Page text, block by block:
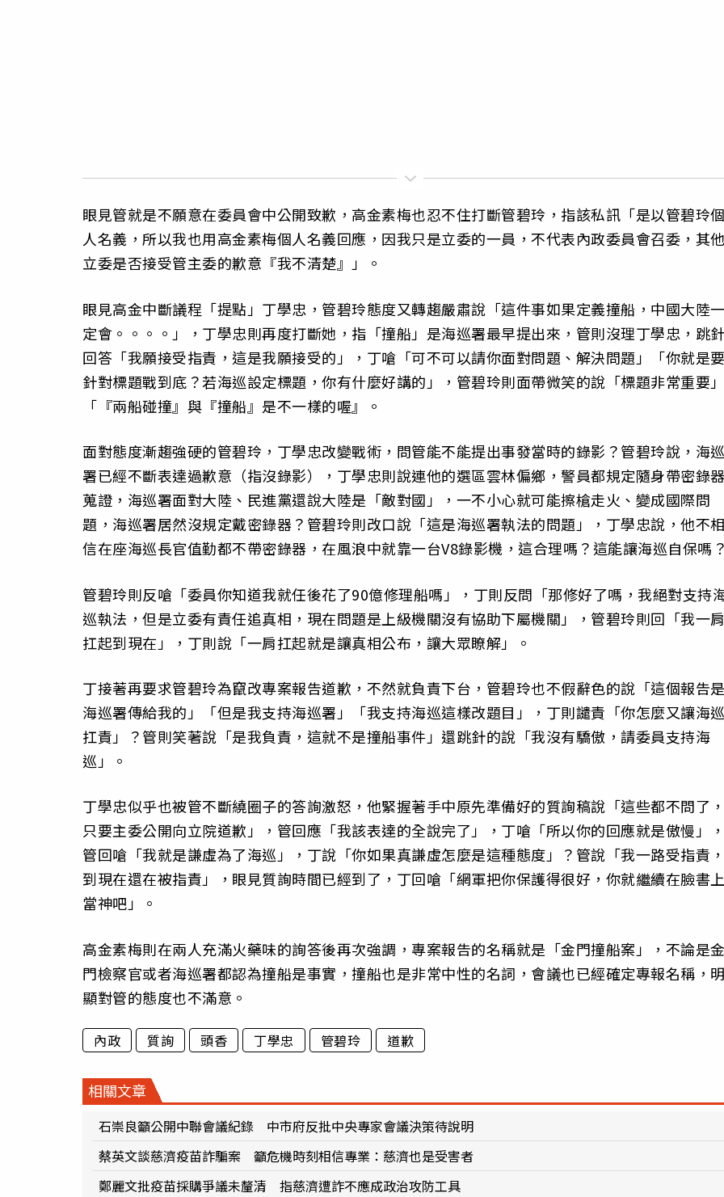
眼見管就是不願意在委員會中公開致歉，高金素梅也忍不住打斷管碧玲，指該私訊「是以管碧玲
人名義，所以我也用高金素梅個人名義回應，因我只是立委的一員，不代表內政委員會召委，其
立委是否接受管主委的歉意『我不清楚』」。
眼見高金中斷議程「提點」丁學忠，管碧玲態度又轉趨嚴肅說「這件事如果定義撞船，中國大陸
定會。。。。」，丁學忠則再度打斷她，指「撞船」是海巡署最早提出來，管則沒理丁學忠，跳
回答「我願接受指責，這是我願接受的」，丁嗆「可不可以請你面對問題、解決問題」「你就是
針對標題戰到底？若海巡設定標題，你有什麼好講的」，管碧玲則面帶微笑的說「標題非常重要
「『兩船碰撞』與『撞船』是不一樣的喔』。
面對態度漸趨強硬的管碧玲，丁學忠改變戰術，問管能不能提出事發當時的錄影？管碧玲說，海
署已經不斷表達過歉意（指沒錄影），丁學忠則說連他的選區雲林偏鄉，警員都規定隨身帶密錄
蒐證，海巡署面對大陸、民進黨還說大陸是「敵對國」，一不小心就可能擦槍走火、變成國際問
題，海巡署居然沒規定戴密錄器？管碧玲則改口說「這是海巡署執法的問題」，丁學忠說，他不
信在座海巡長官值勤都不帶密錄器，在風浪中就靠一台V8錄影機，這合理嗎？這能讓海巡自保嗎
管碧玲則反嗆「委員你知道我就任後花了90億修理船嗎」，丁則反問「那修好了嗎，我絕對支持
巡執法，但是立委有責任追真相，現在問題是上級機關沒有協助下屬機關」，管碧玲則回「我一
扛起到現在」，丁則說「一肩扛起就是讓真相公布，讓大眾瞭解」。
丁接著再要求管碧玲為竄改專案報告道歉，不然就負責下台，管碧玲也不假辭色的說「這個報告
海巡署傳給我的」「但是我支持海巡署」「我支持海巡這樣改題目」，丁則譴責「你怎麼又讓海
扛責」？管則笑著說「是我負責，這就不是撞船事件」還跳針的說「我沒有驕傲，請委員支持海
巡」。
丁學忠似乎也被管不斷繞圈子的答詢激怒，他緊握著手中原先準備好的質詢稿說「這些都不問了
只要主委公開向立院道歉」，管回應「我該表達的全說完了」，丁嗆「所以你的回應就是傲慢」
管回嗆「我就是謙虛為了海巡」，丁說「你如果真謙虛怎麼是這種態度」？管說「我一路受指責
到現在還在被指責」，眼見質詢時間已經到了，丁回嗆「網軍把你保護得很好，你就繼續在臉書
當神吧」。
高金素梅則在兩人充滿火藥味的詢答後再次強調，專案報告的名稱就是「金門撞船案」，不論是
門檢察官或者海巡署都認為撞船是事實，撞船也是非常中性的名詞，會議也已經確定專報名稱，
顯對管的態度也不滿意。
內政 質詢 頭香 丁學忠 管碧玲 道歉
相關文章
石崇良籲公開中聯會議紀錄 中市府反批中央專家會議決策待說明
蔡英文談慈濟疫苗詐騙案 籲危機時刻相信專業：慈濟也是受害者
鄭麗文批疫苗採購爭議未釐清 指慈濟遭詐不應成政治攻防工具